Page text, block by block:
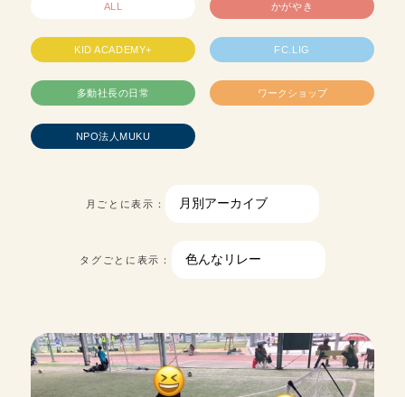
ALL かがやき
KID ACADEMY+ FC.LIG
多動社長の日常 ワークショップ
NPO法人MUKU
月ごとに表示：
タグごとに表示：